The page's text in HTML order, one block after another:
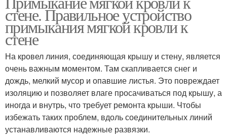
стене. Правильное устройство
примыкания мягкой кровли к
стене
На кровел линия, соединяющая крышу и стену, является
очень важным моментом. Там скапливается снег и
дождь, мелкий мусор и опавшие листья. Это повреждает
изоляцию и позволяет влаге просачиваться под крышу, а
иногда и внутрь, что требует ремонта крыши. Чтобы
избежать таких проблем, вдоль соединительных линий
устанавливаются надежные развязки.